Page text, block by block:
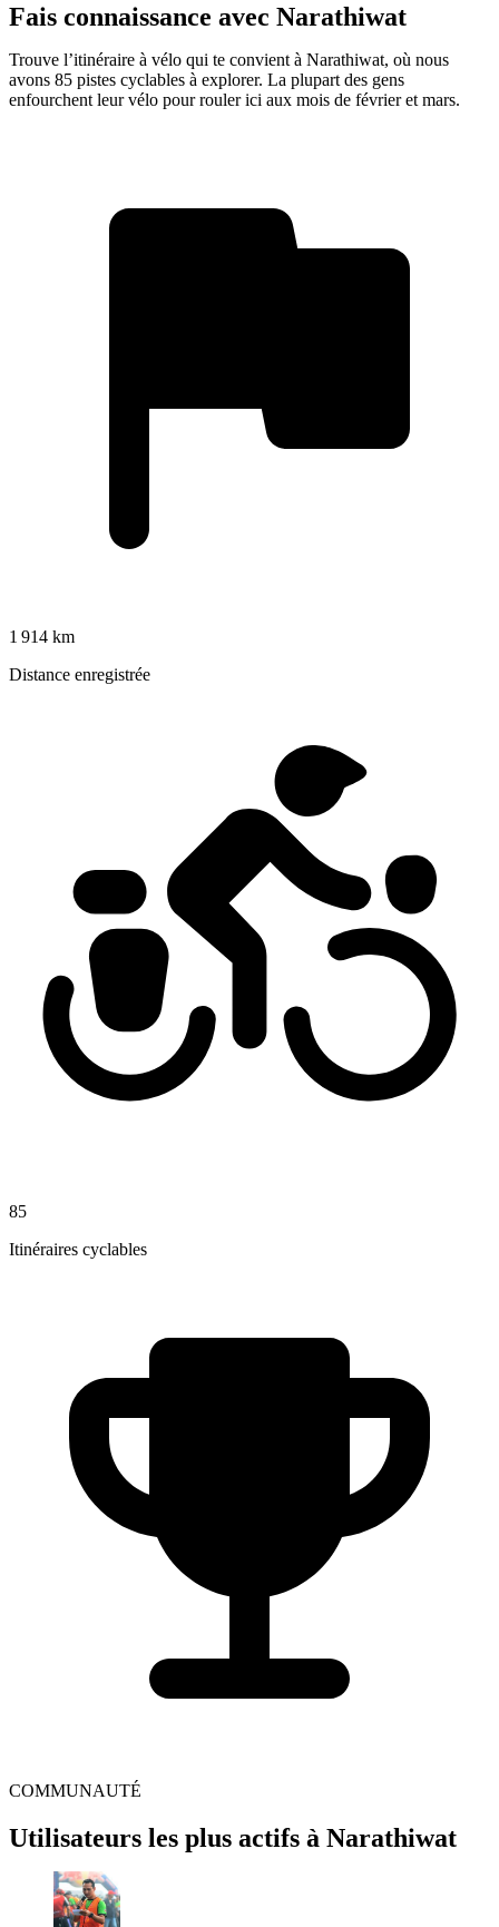
Fais connaissance avec Narathiwat
Trouve l’itinéraire à vélo qui te convient à Narathiwat, où nous
avons 85 pistes cyclables à explorer. La plupart des gens
enfourchent leur vélo pour rouler ici aux mois de février et mars.
1 914 km
Distance enregistrée
85
Itinéraires cyclables
COMMUNAUTÉ
Utilisateurs les plus actifs à Narathiwat